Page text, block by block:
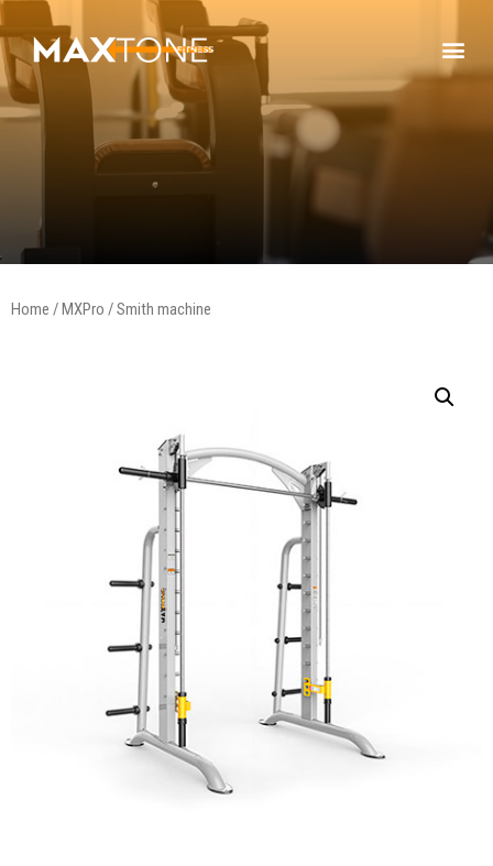
Home /MXPro / Smith machine